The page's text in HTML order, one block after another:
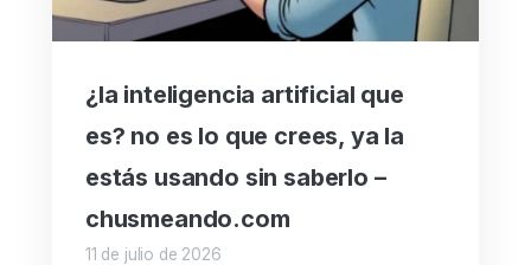
¿la inteligencia artificial que
es? no es lo que crees, ya la
estás usando sin saberlo –
chusmeando.com
11 de julio de 2026